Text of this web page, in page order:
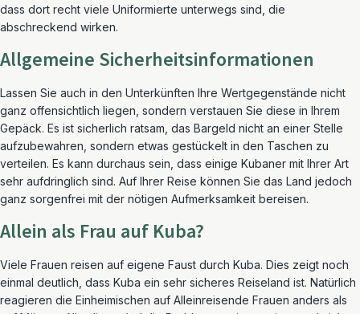
dass dort recht viele Uniformierte unterwegs sind, die
abschreckend wirken.
Allgemeine Sicherheitsinformationen
Lassen Sie auch in den Unterkünften Ihre Wertgegenstände nicht
ganz offensichtlich liegen, sondern verstauen Sie diese in Ihrem
Gepäck. Es ist sicherlich ratsam, das Bargeld nicht an einer Stelle
aufzubewahren, sondern etwas gestückelt in den Taschen zu
verteilen. Es kann durchaus sein, dass einige Kubaner mit Ihrer Art
sehr aufdringlich sind. Auf Ihrer Reise können Sie das Land jedoch
ganz sorgenfrei mit der nötigen Aufmerksamkeit bereisen.
Allein als Frau auf Kuba?
Viele Frauen reisen auf eigene Faust durch Kuba. Dies zeigt noch
einmal deutlich, dass Kuba ein sehr sicheres Reiseland ist. Natürlich
reagieren die Einheimischen auf Alleinreisende Frauen anders als